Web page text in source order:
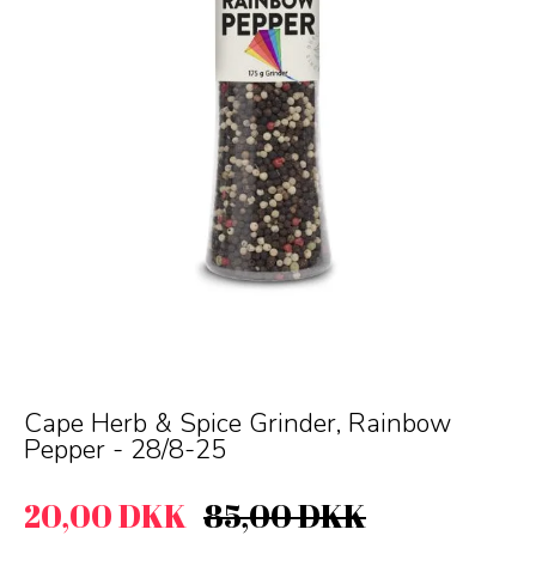
Cape Herb & Spice Grinder, Rainbow
Pepper - 28/8-25
20,00 DKK 85,00 DKK